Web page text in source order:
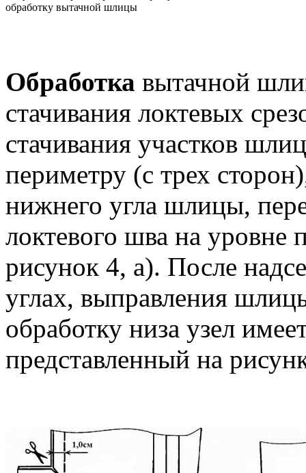
обработку вытачной шлицы
Обработка вытачной
стачивания локтевых
стачивания участков
периметру (с трех
нижнего угла шлицы,
локтевого шва на уровне
рисунок 4, а). После
углах, выправления
обработку низа узел
представленный на